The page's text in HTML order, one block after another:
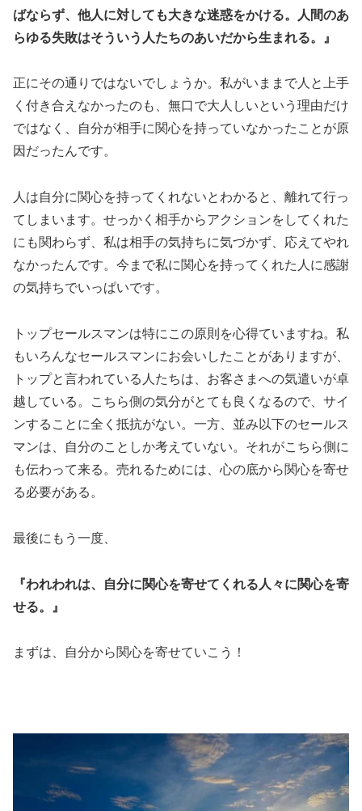
ばならず、他人に対しても大きな迷惑をかける。人間のあ
らゆる失敗はそういう人たちのあいだから生まれる。』
正にその通りではないでしょうか。私がいままで人と上手
く付き合えなかったのも、無口で大人しいという理由だけ
ではなく、自分が相手に関心を持っていなかったことが原
因だったんです。
人は自分に関心を持ってくれないとわかると、離れて行っ
てしまいます。せっかく相手からアクションをしてくれた
にも関わらず、私は相手の気持ちに気づかず、応えてやれ
なかったんです。今まで私に関心を持ってくれた人に感謝
の気持ちでいっぱいです。
トップセールスマンは特にこの原則を心得ていますね。私
もいろんなセールスマンにお会いしたことがありますが、
トップと言われている人たちは、お客さまへの気遣いが卓
越している。こちら側の気分がとても良くなるので、サイ
ンすることに全く抵抗がない。一方、並み以下のセールス
マンは、自分のことしか考えていない。それがこちら側に
も伝わって来る。売れるためには、心の底から関心を寄せ
る必要がある。
最後にもう一度、
『われわれは、自分に関心を寄せてくれる人々に関心を寄
せる。』
まずは、自分から関心を寄せていこう！